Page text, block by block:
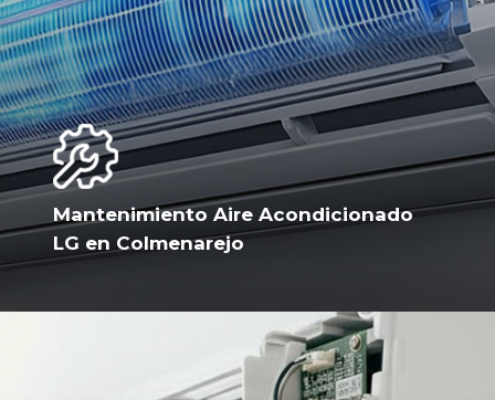
Mantenimiento Aire Acondicionado
LG en Colmenarejo